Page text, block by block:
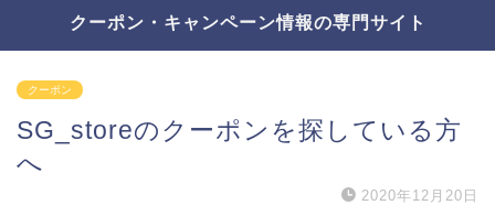
クーポン・キャンペーン情報の専門サイト
クーポン
SG_storeのクーポンを探している方
へ
2020年12月20日